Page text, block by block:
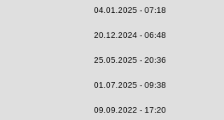
04.01.2025 - 07:18
20.12.2024 - 06:48
25.05.2025 - 20:36
01.07.2025 - 09:38
09.09.2022 - 17:20